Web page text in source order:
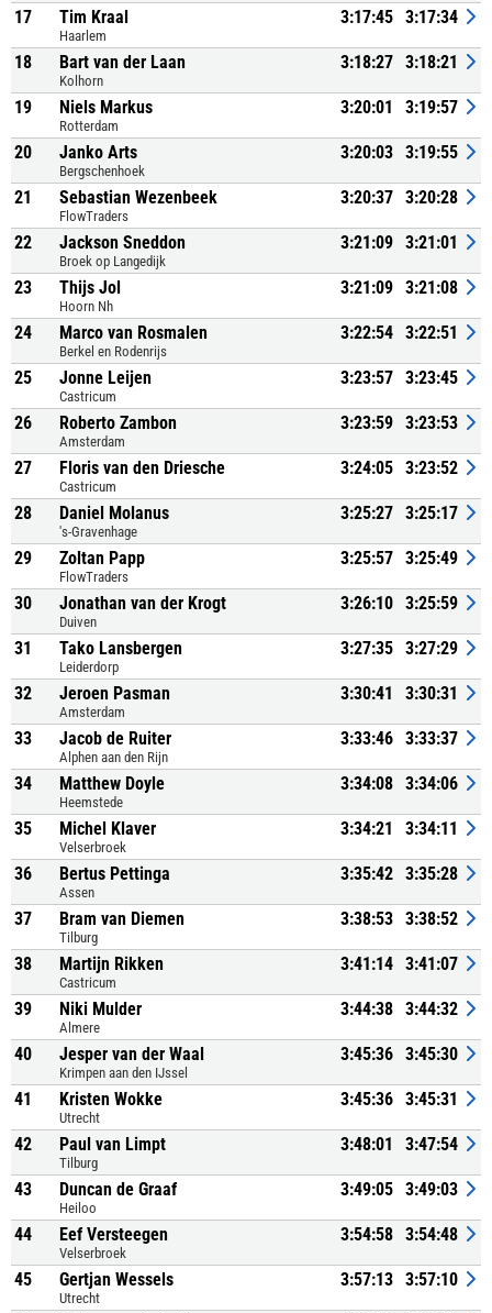
17 Tim Kraal
Haarlem
3:17:45 3:17:34
18 Bart van der Laan
Kolhorn
3:18:27 3:18:21
19 Niels Markus
Rotterdam
3:20:01 3:19:57
20 Janko Arts
Bergschenhoek
3:20:03 3:19:55
21 Sebastian Wezenbeek
FlowTraders
3:20:37 3:20:28
22 Jackson Sneddon
Broek op Langedijk
3:21:09 3:21:01
23 Thijs Jol
Hoorn Nh
3:21:09 3:21:08
24 Marco van Rosmalen
Berkel en Rodenrijs
3:22:54 3:22:51
25 Jonne Leijen
Castricum
3:23:57 3:23:45
26 Roberto Zambon
Amsterdam
3:23:59 3:23:53
27 Floris van den Driesche
Castricum
3:24:05 3:23:52
28 Daniel Molanus
's-Gravenhage
3:25:27 3:25:17
29 Zoltan Papp
FlowTraders
3:25:57 3:25:49
30 Jonathan van der Krogt
Duiven
3:26:10 3:25:59
31 Tako Lansbergen
Leiderdorp
3:27:35 3:27:29
32 Jeroen Pasman
Amsterdam
3:30:41 3:30:31
33 Jacob de Ruiter
Alphen aan den Rijn
3:33:46 3:33:37
34 Matthew Doyle
Heemstede
3:34:08 3:34:06
35 Michel Klaver
Velserbroek
3:34:21 3:34:11
36 Bertus Pettinga
Assen
3:35:42 3:35:28
37 Bram van Diemen
Tilburg
3:38:53 3:38:52
38 Martijn Rikken
Castricum
3:41:14 3:41:07
39 Niki Mulder
Almere
3:44:38 3:44:32
40 Jesper van der Waal
Krimpen aan den IJssel
3:45:36 3:45:30
41 Kristen Wokke
Utrecht
3:45:36 3:45:31
42 Paul van Limpt
Tilburg
3:48:01 3:47:54
43 Duncan de Graaf
Heiloo
3:49:05 3:49:03
44 Eef Versteegen
Velserbroek
3:54:58 3:54:48
45 Gertjan Wessels
Utrecht
3:57:13 3:57:10